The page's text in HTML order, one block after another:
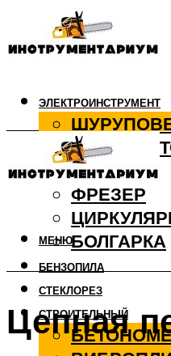
ЭЛЕКТРОИНСТРУМЕНТ
ДРЕЛЬ
ФРЕЗЕР
БОЛГАРКА
БЕНЗОПИЛА
СТЕКЛОРЕЗ
СТРОИТЕЛЬНЫЙ
МЕНЮ
Цепная